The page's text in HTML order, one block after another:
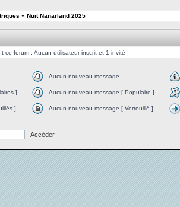
» Nuit Nanarland 2025
ce forum : Aucun utilisateur inscrit et 1 invité
Aucun nouveau message
] Aucun nouveau message [ Populaire ]
] Aucun nouveau message [ Verrouillé ]